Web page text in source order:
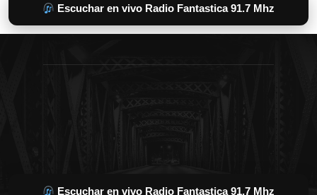
Escuchar en vivo Radio Fantastica 91.7 Mhz